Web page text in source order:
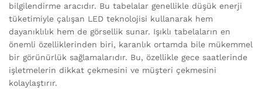
bilgilendirme aracıdır. Bu tabelalar genellikle düşük enerji
tüketimiyle çalışan LED teknolojisi kullanarak hem
dayanıklılık hem de görsellik sunar. Işıklı tabelaların en
önemli özelliklerinden biri, karanlık ortamda bile mükemmel
bir görünürlük sağlamalarıdır. Bu, özellikle gece saatlerinde
işletmelerin dikkat çekmesini ve müşteri çekmesini
kolaylaştırır.